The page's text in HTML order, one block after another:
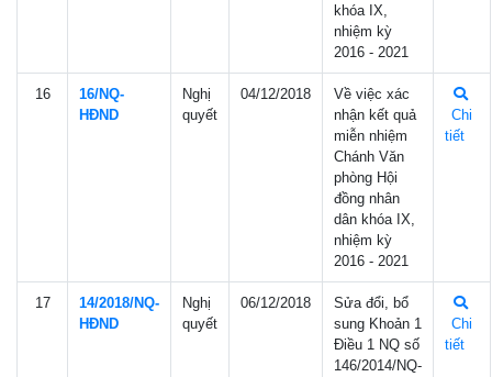
khóa IX,
nhiệm kỳ
2016 - 2021
16
16/NQ-
HÐND
Nghị
quyết
04/12/2018
Về việc xác
nhận kết quả
miễn nhiệm
Chánh Văn
phòng Hội
đồng nhân
dân khóa IX,
nhiệm kỳ
2016 - 2021
Chi
tiết
17
14/2018/NQ-
HÐND
Nghị
quyết
06/12/2018
Sửa đổi, bổ
sung Khoản 1
Điều 1 NQ số
146/2014/NQ-
Chi
tiết